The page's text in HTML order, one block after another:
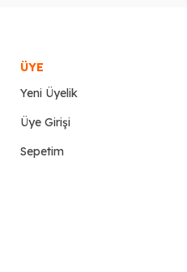
ÜYE
Yeni Üyelik
Üye Girişi
Sepetim